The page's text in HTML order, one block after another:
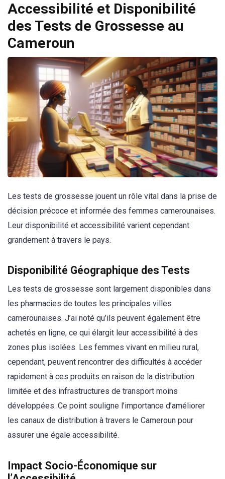
Accessibilité et Disponibilité
des Tests de Grossesse au
Cameroun
Les tests de grossesse jouent un rôle vital dans la prise de
décision précoce et informée des femmes camerounaises.
Leur disponibilité et accessibilité varient cependant
grandement à travers le pays.
Disponibilité Géographique des Tests
Les tests de grossesse sont largement disponibles dans
les pharmacies de toutes les principales villes
camerounaises. J’ai noté qu’ils peuvent également être
achetés en ligne, ce qui élargit leur accessibilité à des
zones plus isolées. Les femmes vivant en milieu rural,
cependant, peuvent rencontrer des difficultés à accéder
rapidement à ces produits en raison de la distribution
limitée et des infrastructures de transport moins
développées. Ce point souligne l’importance d’améliorer
les canaux de distribution à travers le Cameroun pour
assurer une égale accessibilité.
Impact Socio-Économique sur